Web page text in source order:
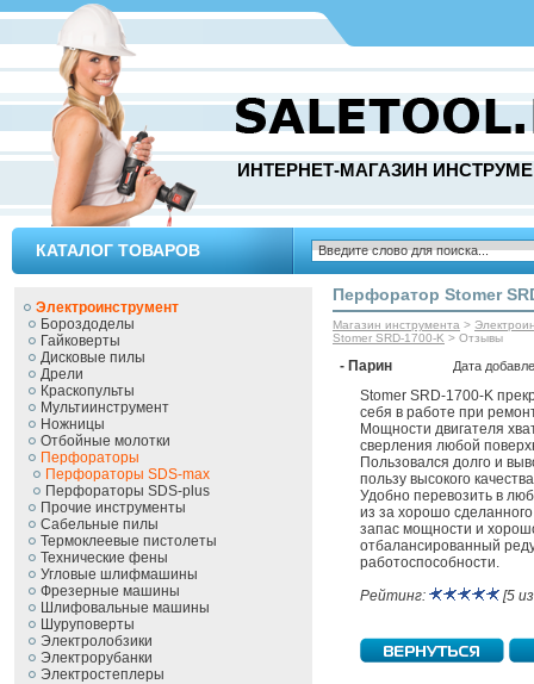
ИНТЕРНЕТ-МАГАЗИН
КАТАЛОГ ТОВАРОВ
Электроинструмент
Бороздоделы
Гайковерты
Дисковые пилы
Дрели
Краскопульты
Мультиинструмент
Ножницы
Отбойные молотки
Перфораторы
Перфораторы SDS-max
Перфораторы SDS-plus
Прочие инструменты
Сабельные пилы
Термоклеевые пистолеты
Технические фены
Угловые шлифмашины
Фрезерные машины
Шлифовальные машины
Шуруповерты
Электролобзики
Электрорубанки
Электростеплеры
Перфоратор Stomer
Магазин инструмента >
Stomer SRD-1700-K > Отзывы
- Парин Дата
Stomer SRD-1700-K
себя в работе при
Мощности двигателя
сверления любой
Пользовался долго и
пользу высокого
Удобно перевозить в
из за хорошо
запас мощности и
отбалансированный
работоспособности.
Рейтинг:
[5